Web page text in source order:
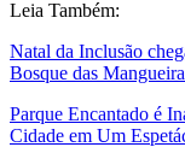
Leia Também:
Natal da Inclusão
Bosque das
Parque Encantado é
Cidade em Um